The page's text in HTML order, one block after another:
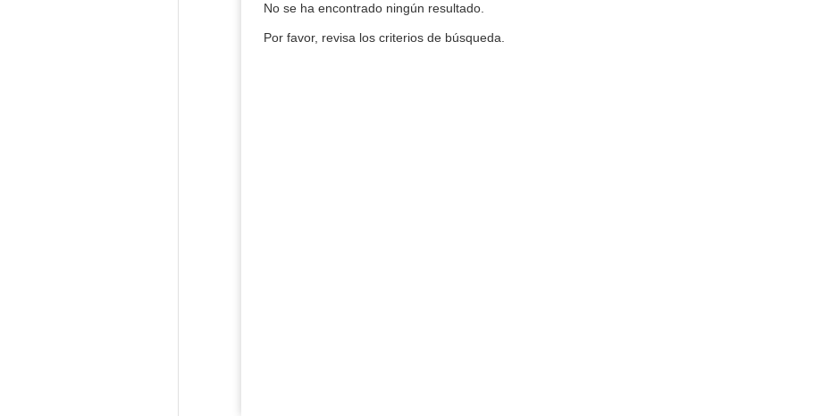
No se ha encontrado ningún resultado.
Por favor, revisa los criterios de búsqueda.